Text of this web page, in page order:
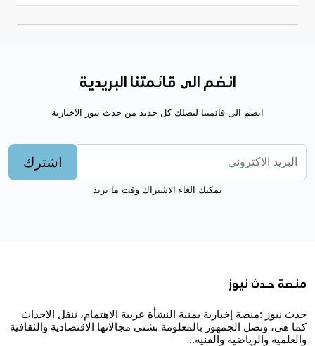
انضم الى قائمتنا البريدية
انضم الى قائمتنا ليصلك كل جديد من حدث نيوز الاخبارية
اشترك
يمكنك الغاء الاشتراك وقت ما تريد
منصة حدث نيوز
حدث نيوز :منصة إخبارية يمنية النشأة عربية الاهتمام، ننقل الاحداث
كما هي، ونصل الجمهور بالمعلومة بشتى مجالاتها الاقتصادية والثقافية
والعلمية والرياضية والفنية..